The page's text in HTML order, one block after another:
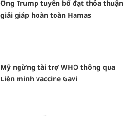
Ông Trump tuyên bố đạt thỏa thuận
giải giáp hoàn toàn Hamas
Mỹ ngừng tài trợ WHO thông qua
Liên minh vaccine Gavi